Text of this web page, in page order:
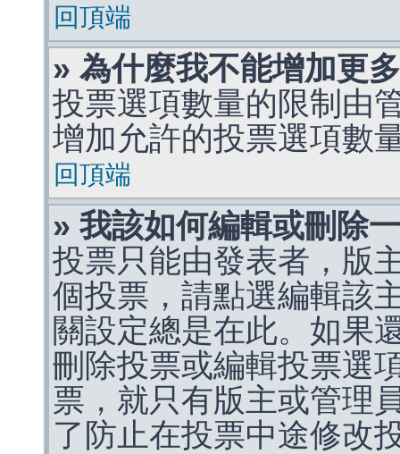
回頂端
» 為什麼我不能增加更
投票選項數量的限制由
增加允許的投票選項數
回頂端
» 我該如何編輯或刪除
投票只能由發表者，版
個投票，請點選編輯該
關設定總是在此。如果
刪除投票或編輯投票選
票，就只有版主或管理
了防止在投票中途修改